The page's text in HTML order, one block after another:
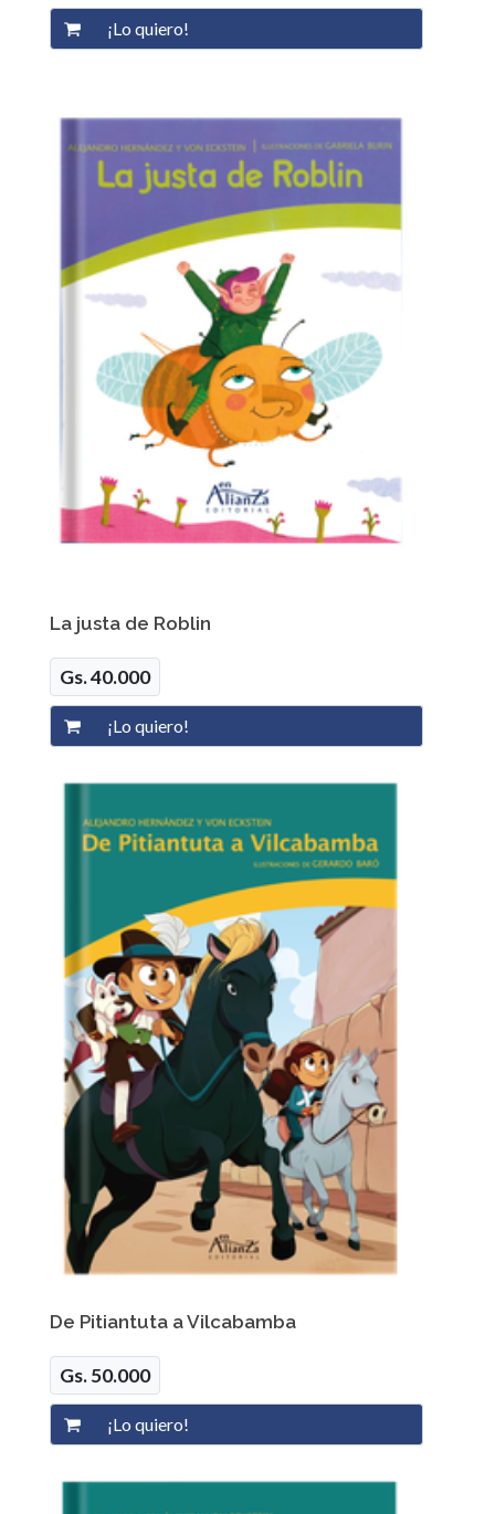
La justa de Roblin
Gs. 40.000
De Pitiantuta a Vilcabamba
Gs. 50.000